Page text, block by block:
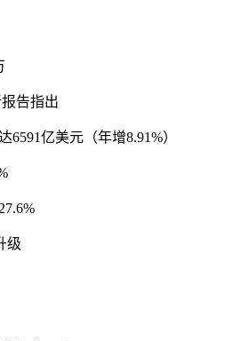
报告指出
6591亿美元（年增8.91%）
级